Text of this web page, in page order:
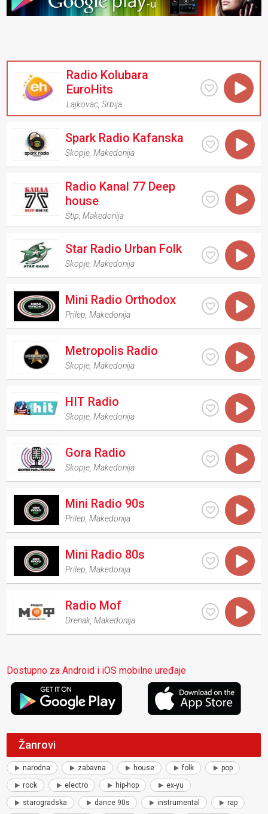
Radio Kolubara
EuroHits
Lajkovac ,Srbija
Spark Radio Kafanska
Skopje ,Makedonija
Radio Kanal 77 Deep
house
Štip ,Makedonija
Star Radio Urban Folk
Skopje ,Makedonija
Mini Radio Orthodox
Prilep ,Makedonija
Metropolis Radio
Skopje ,Makedonija
HIT Radio
Skopje ,Makedonija
Gora Radio
Skopje ,Makedonija
Mini Radio 90s
Prilep ,Makedonija
Mini Radio 80s
Prilep ,Makedonija
Radio Mof
Drenak ,Makedonija
Dostupno za Android i iOS mobilne uređaje
Žanrovi
narodna zabavna house folk pop
rock electro hip-hop ex-yu
starogradska dance 90s instrumental rap